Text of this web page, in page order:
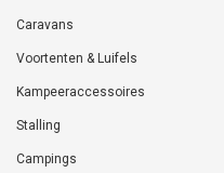
Caravans
Voortenten & Luifels
Kampeeraccessoires
Stalling
Campings